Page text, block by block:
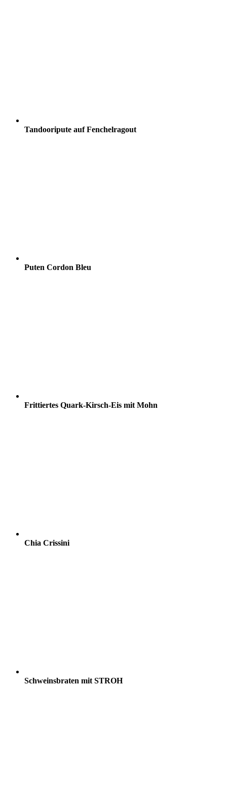
Tandooripute auf Fenchelragout
Puten Cordon Bleu
Frittiertes Quark-Kirsch-Eis mit Mohn
Chia Crissini
Schweinsbraten mit STROH